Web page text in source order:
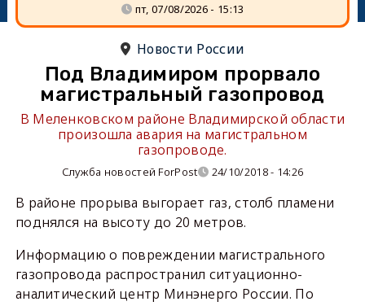
пт, 07/08/2026 - 15:13
Новости России
Под Владимиром прорвало
магистральный газопровод
В Меленковском районе Владимирской области
произошла авария на магистральном
газопроводе.
Служба новостей ForPost 24/10/2018 - 14:26
В районе прорыва выгорает газ, столб пламени
поднялся на высоту до 20 метров.
Информацию о повреждении магистрального
газопровода распространил ситуационно-
аналитический центр Минэнерго России. По